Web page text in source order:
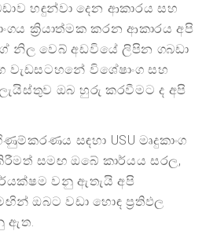
හඳුන්වා දෙන ආකාරය සහ
ක්‍රියාත්මක කරන ආකාරය අපි
නිල වෙබ් අඩවියේ ලිපින ගබඩා
වැඩසටහනේ විශේෂාංග සහ
ඔබ හුරු කරවීමට ද අපි
සඳහා USU මෘදුකාංග
සමඟ ඔබේ කාර්යය සරල,
වනු ඇතැයි අපි
ඔබට වඩා හොඳ ප්‍රතිඵල
ඇත.